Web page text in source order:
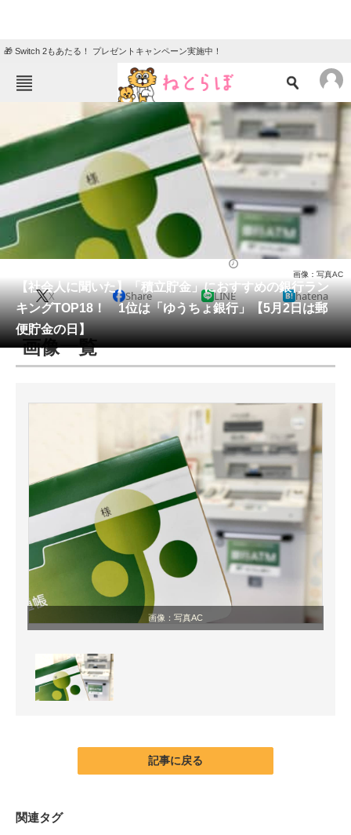
🎁 Switch 2もあたる！ プレゼントキャンペーン実施中！
ねとらぼメニュー
ニュース
クイズ
住まい 教育・育児
リサーチ
会員記事
メディア
注目記事を集めた総合ページ
進化するPCとデバイスの未来
好きが集まる 比べて選べる
ビジネスと働き方のヒント
AI活用のいまが分かる
企業ITのトレンドを詳説
経営リーダーのコミュニティ
マーケ×ITの今がよく分かる
ITエンジニア向け専門サイト
IT製品の技術・比較・事例
モノづくり技術者専門サイト
【社会人に聞いた】「積立貯金」におすすめの銀行ラン
キングTOP18！ 1位は「ゆうちょ銀行」【5月2日は郵
便貯金の日】
画像：写真AC
X Share LINE hatena
画像一覧
画像：写真AC
記事に戻る
関連タグ